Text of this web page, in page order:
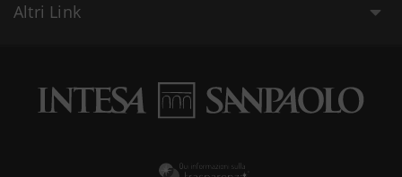
Altri Link